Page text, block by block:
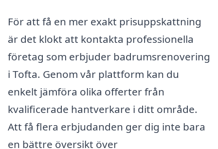
För att få en mer exakt prisuppskattning
är det klokt att kontakta professionella
företag som erbjuder badrumsrenovering
i Tofta. Genom vår plattform kan du
enkelt jämföra olika offerter från
kvalificerade hantverkare i ditt område.
Att få flera erbjudanden ger dig inte bara
en bättre översikt över